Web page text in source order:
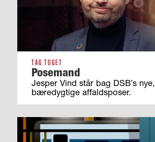
TAG TOGET
Posemand
Jesper Vind står bag DSB’s nye,
bæredygtige affaldsposer.